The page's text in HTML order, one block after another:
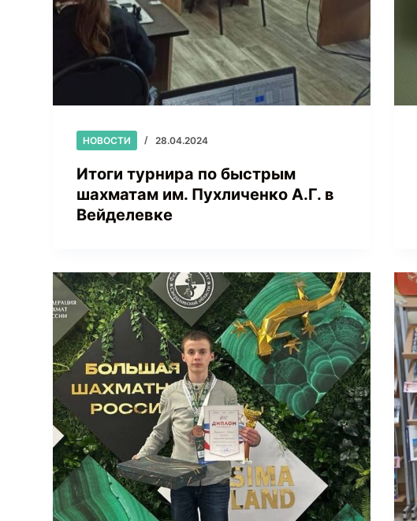
НОВОСТИ 28.04.2024
Итоги турнира по быстрым
шахматам им. Пухличенко А.Г. в
Вейделевке